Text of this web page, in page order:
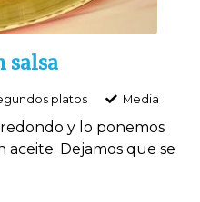
salsa
platos Media
y lo ponemos
Dejamos que se